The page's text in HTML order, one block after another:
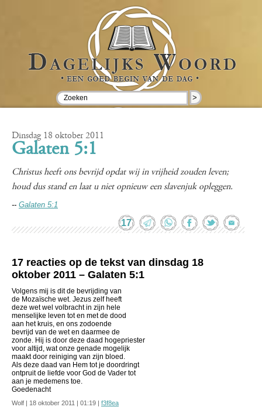
>
Dinsdag 18 oktober 2011
Galaten 5:1
Christus heeft ons bevrijd opdat wij in vrijheid zouden leven;
houd dus stand en laat u niet opnieuw een slavenjuk opleggen.
-- Galaten 5:1
17
17 reacties op de tekst van dinsdag 18
oktober 2011 – Galaten 5:1
Volgens mij is dit de bevrijding van
de Mozaïsche wet. Jezus zelf heeft
deze wet wel volbracht in zijn hele
menselijke leven tot en met de dood
aan het kruis, en ons zodoende
bevrijd van de wet en daarmee de
zonde. Hij is door deze daad hogepriester
voor altijd, wat onze genade mogelijk
maakt door reiniging van zijn bloed.
Als deze daad van Hem tot je doordringt
ontpruit de liefde voor God de Vader tot
aan je medemens toe.
Goedenacht
Wolf | 18 oktober 2011 | 01:19 | f3f8ea